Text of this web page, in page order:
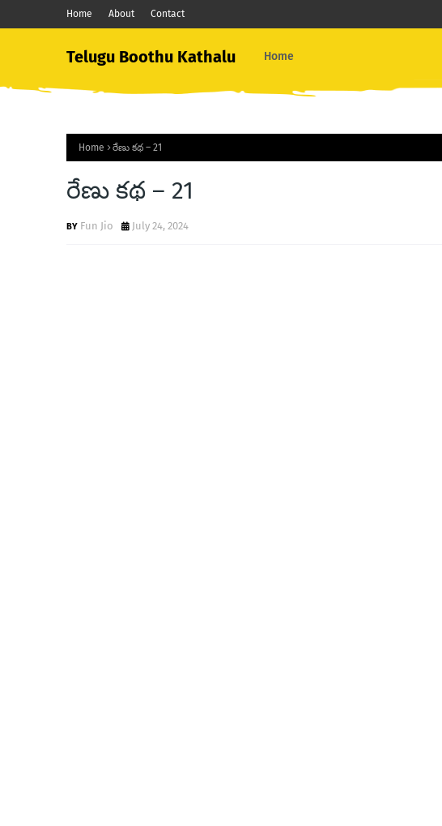
Home About Contact
Telugu Boothu Kathalu Home
Home రేణు కథ – 21
రేణు కథ – 21
Fun Jio July 24, 2024